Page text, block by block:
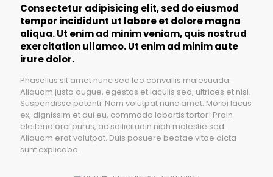
Consectetur adipisicing elit, sed do eiusmod
tempor incididunt ut labore et dolore magna
aliqua. Ut enim ad minim veniam, quis nostrud
exercitation ullamco. Ut enim ad minim aute
irure dolor.
Phasellus sit amet nunc sed leo convallis malesuada.
Aliquam justo augue, egestas et iaculis sed, ultrices et nisi.
Suspendisse potenti. Nam volutpat nunc amet. Morbi lacus
ex, dignissim et dui eu, commodo lobortis tortor! Proin
eleifend orci purus, ac sollicitudin nibh molestie sed.
Aliquam erat volutpat. Duis posuere beatae vitae dicta
sunt explicabo.